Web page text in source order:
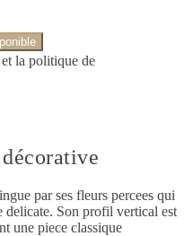
la politique de
par ses fleurs percees qui
delicate. Son profil vertical est
une piece classique